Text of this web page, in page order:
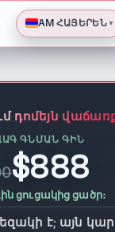
AM ՀԱՅԵՐԵՆ ▼
դոմեյն
ԳՆՄԱՆ ԳԻՆ
$888
ցուցակից ցածր։
է; այն